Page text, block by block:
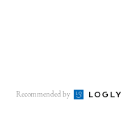
Recommended by